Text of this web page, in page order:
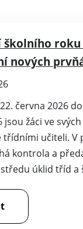
školního roku
nových
června 2026
jsou žáci ve
třídními učiteli. V
kontrola a
středu úklid tříd